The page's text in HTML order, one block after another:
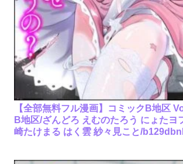
【全部無料フル漫画】コミックB地区
B地区/ざんどろ えむのたろう にょたヨ
崎たけまる はく雲 紗々見こと/